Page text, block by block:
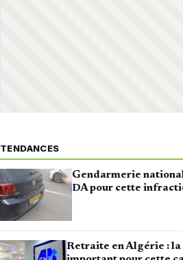
TENDANCES
Gendarmerie
DA pour cette
Retraite en Algérie : la